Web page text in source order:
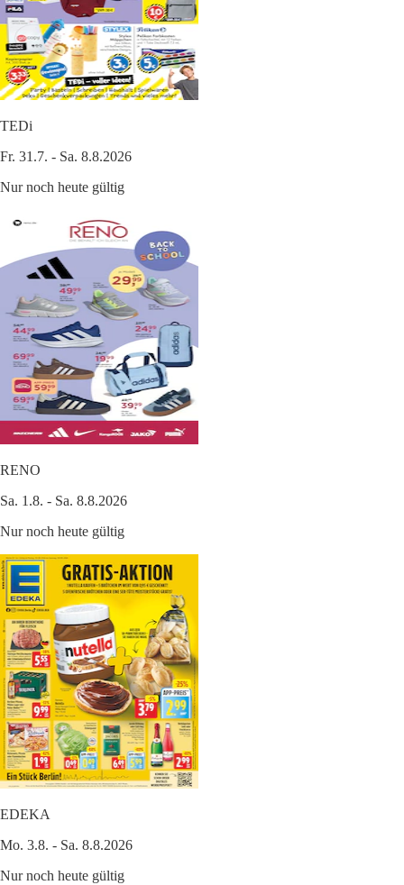
TEDi
Fr. 31.7. - Sa. 8.8.2026
Nur noch heute gültig
RENO
Sa. 1.8. - Sa. 8.8.2026
Nur noch heute gültig
EDEKA
Mo. 3.8. - Sa. 8.8.2026
Nur noch heute gültig